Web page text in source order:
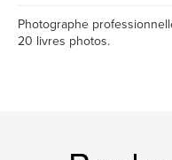
Photographe
20 livres photos.